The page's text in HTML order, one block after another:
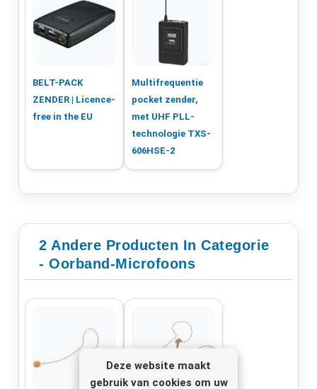
Deze website maakt
gebruik van cookies om uw
BELT-PACK
ZENDER | Licence-
free in the EU
Multifrequentie
pocket zender,
met UHF PLL-
technologie TXS-
606HSE-2
2 Andere Producten In Categorie
- Oorband-Microfoons